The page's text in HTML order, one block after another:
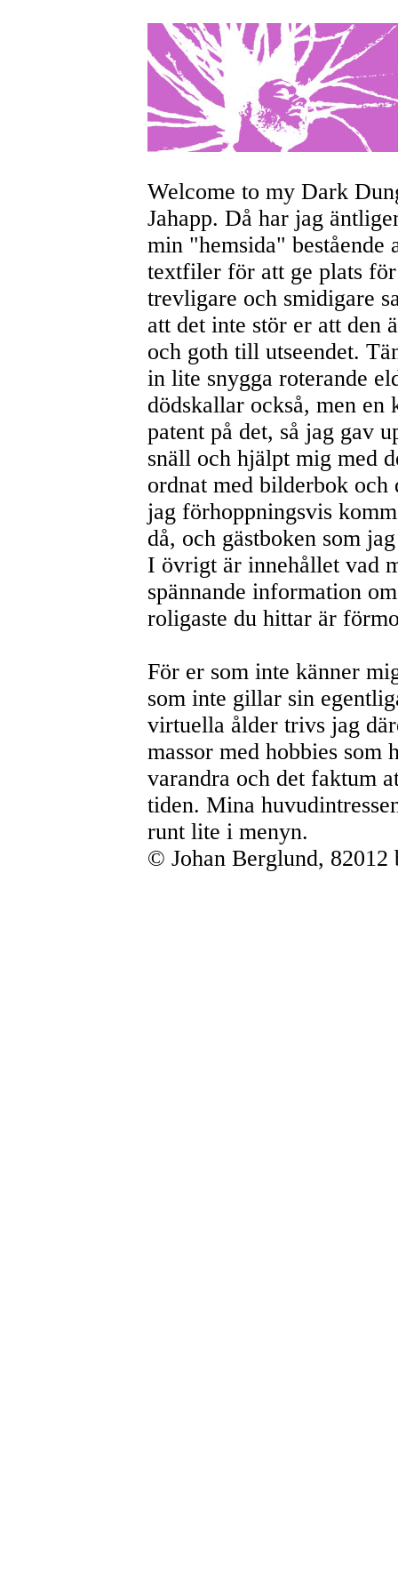
Welcome to my Dark
Jahapp. Då har jag
min "hemsida" bestående
textfiler för att ge plats
trevligare och smidigare
att det inte stör er att den
och goth till utseendet.
in lite snygga roterande
dödskallar också, men en
patent på det, så jag gav
snäll och hjälpt mig med
ordnat med bilderbok och
jag förhoppningsvis
då, och gästboken som
I övrigt är innehållet vad
spännande information
roligaste du hittar är
För er som inte känner
som inte gillar sin
virtuella ålder trivs jag
massor med hobbies som
varandra och det faktum
tiden. Mina
runt lite i menyn.
© Johan Berglund, 82012